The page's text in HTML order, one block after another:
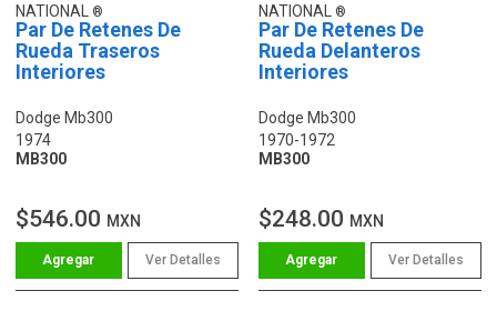
NATIONAL
Par De Retenes De
Rueda Traseros
Interiores
Dodge Mb300
1974
MB300
$546.00 MXN
Ver Detalles
NATIONAL
Par De Retenes De
Rueda Delanteros
Interiores
Dodge Mb300
1970-1972
MB300
$248.00 MXN
Ver Detalles